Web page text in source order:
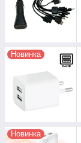
Новинка
Новинка